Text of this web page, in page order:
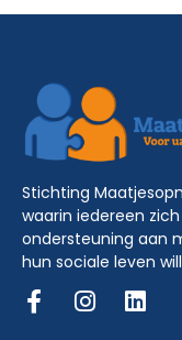
Stichting
waarin iedereen
ondersteuning aan
hun sociale leven